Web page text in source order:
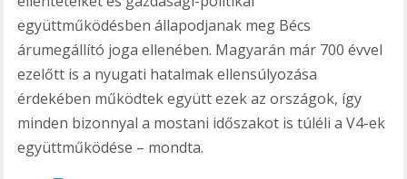
együttműködésben állapodjanak meg Bécs
árumegállító joga ellenében. Magyarán már 700 évvel
ezelőtt is a nyugati hatalmak ellensúlyozása
érdekében működtek együtt ezek az országok, így
minden bizonnyal a mostani időszakot is túléli a V4-ek
együttműködése – mondta.